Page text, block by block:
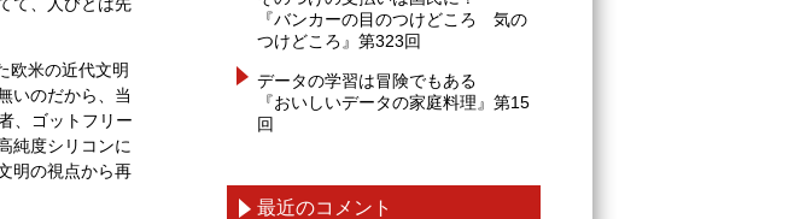
欧米の近代文明
いのだから、当
、ゴットフリー
純度シリコンに
明の視点から再
『バンカーの目のつけどころ 気の
つけどころ』第323回
データの学習は冒険でもある
『おいしいデータの家庭料理』第15
回
最近のコメント